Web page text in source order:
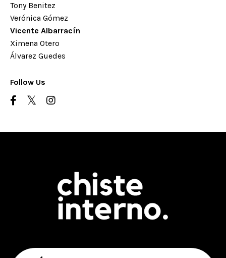
Tony Benitez
Verónica Gómez
Vicente Albarracín
Ximena Otero
Álvarez Guedes
Follow Us